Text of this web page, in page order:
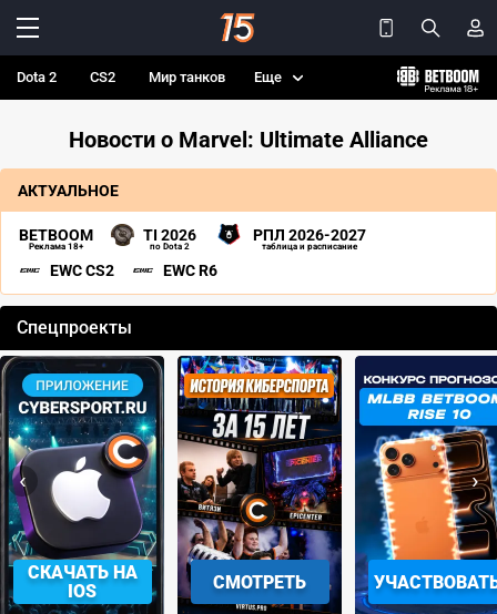
Dota 2 CS2 Мир танков Еще
Новости о Marvel: Ultimate Alliance
АКТУАЛЬНОЕ
BETBOOM
Реклама 18+
TI 2026
по Dota 2
РПЛ 2026-2027
таблица и расписание
EWC CS2 EWC R6
Спецпроекты
СКАЧАТЬ НА
IOS
СМОТРЕТЬ
‹ ›